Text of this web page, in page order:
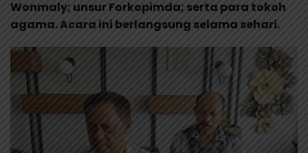
Wonmaly; unsur Forkopimda; serta para tokoh
agama. Acara ini berlangsung selama sehari.